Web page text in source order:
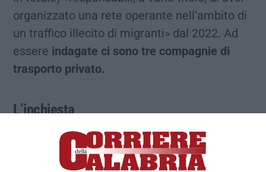
organizzato una rete operante nell’ambito di
un traffico illecito di migranti» dal 2022. Ad
essere indagate ci sono tre compagnie di
trasporto privato.
L’inchiesta
Il procedimento trae origine da un’indagine
congiunta della Polizia di Frontiera per i